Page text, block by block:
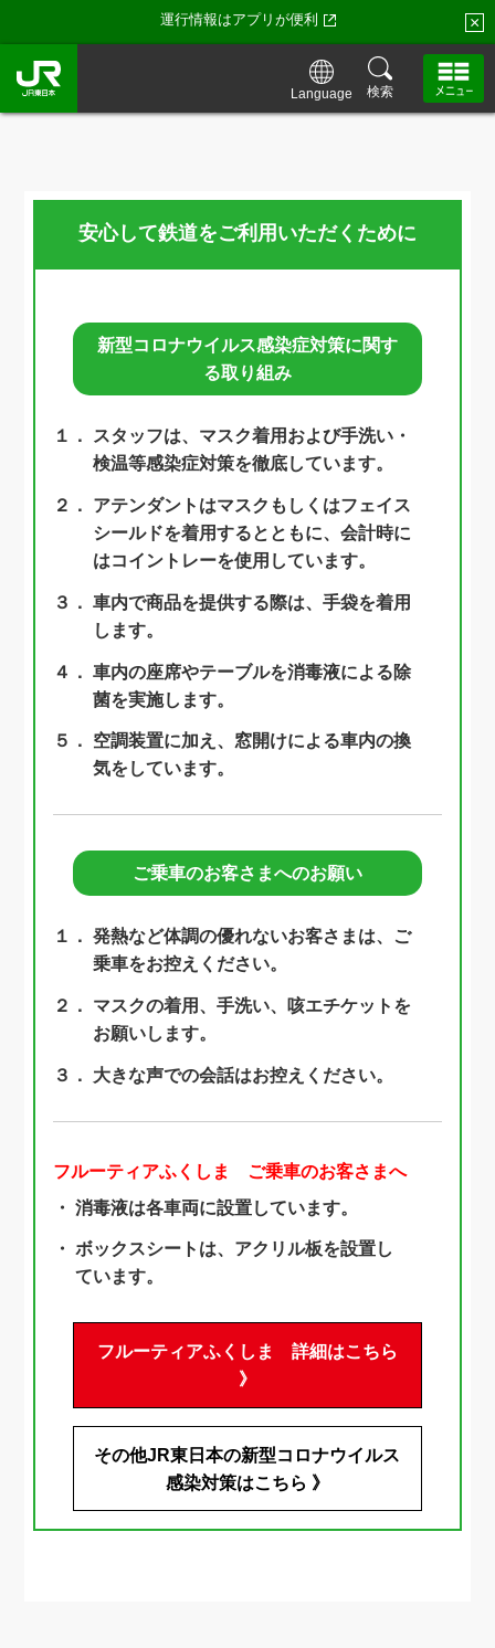
運行情報はアプリが便利 ×
Language 検索
安心して鉄道をご利用いただくために
新型コロナウイルス感染症対策に関す
る取り組み
１．
スタッフは、マスク着用および手洗い・
検温等感染症対策を徹底しています。
２．
アテンダントはマスクもしくはフェイス
シールドを着用するとともに、会計時に
はコイントレーを使用しています。
３． 車内で商品を提供する際は、手袋を着用
します。
４． 車内の座席やテーブルを消毒液による除
菌を実施します。
５．
空調装置に加え、窓開けによる車内の換
気をしています。
ご乗車のお客さまへのお願い
１． 発熱など体調の優れないお客さまは、ご
乗車をお控えください。
２．
マスクの着用、手洗い、咳エチケットを
お願いします。
３． 大きな声での会話はお控えください。
フルーティアふくしま ご乗車のお客さまへ
・ 消毒液は各車両に設置しています。
・ ボックスシートは、アクリル板を設置し
ています。
フルーティアふくしま 詳細はこちら
》
その他JR東日本の新型コロナウイルス
感染対策はこちら 》